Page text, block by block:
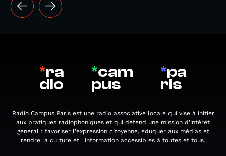
*ra
dio
*cam
pus
*pa
ris
Radio Campus Paris est une radio associative locale qui vise à initier
aux pratiques radiophoniques et qui défend une mission d'intérêt
général : favoriser l'expression citoyenne, éduquer aux médias et
rendre la culture et l'information accessibles à toutes et tous.